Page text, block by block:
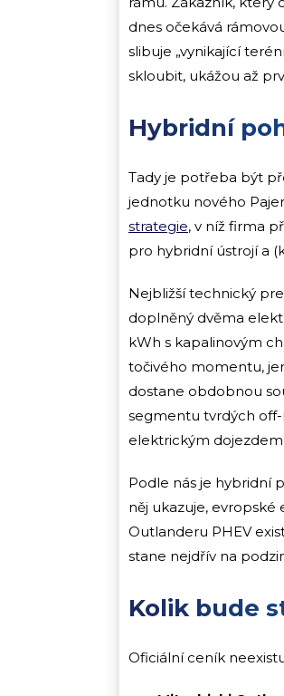
dnes očekává
slibuje „vynikající
skloubit, ukážou až
Hybridní
Tady je potřeba být
jednotku nového
strategie, v níž firma
pro hybridní ústrojí a
Nejbližší technický
doplněný dvěma
kWh s kapalinovým
točivého momentu,
dostane obdobnou
segmentu tvrdých off-
elektrickým dojezdem
Podle nás je hybridní
něj ukazuje,
Outlanderu PHEV
stane nejdřív na
Kolik bude
Oficiální ceník